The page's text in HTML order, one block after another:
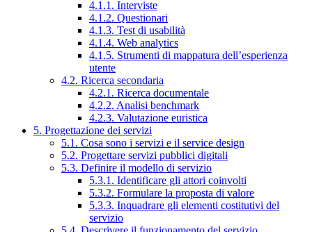
4.1.1. Interviste
4.1.2. Questionari
4.1.3. Test di usabilità
4.1.4. Web analytics
4.1.5. Strumenti di mappatura dell’esperienza
utente
4.2. Ricerca secondaria
4.2.1. Ricerca documentale
4.2.2. Analisi benchmark
4.2.3. Valutazione euristica
5. Progettazione dei servizi
5.1. Cosa sono i servizi e il service design
5.2. Progettare servizi pubblici digitali
5.3. Definire il modello di servizio
5.3.1. Identificare gli attori coinvolti
5.3.2. Formulare la proposta di valore
5.3.3. Inquadrare gli elementi costitutivi del
servizio